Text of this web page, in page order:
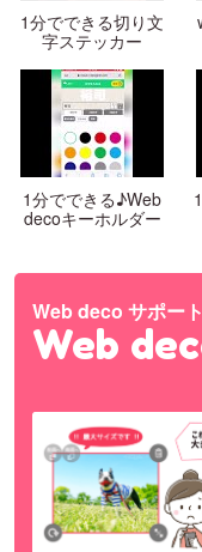
1分でできる切り文
字ステッカー
1分でできる♪Web
decoキーホルダー
Web deco サポート
Web